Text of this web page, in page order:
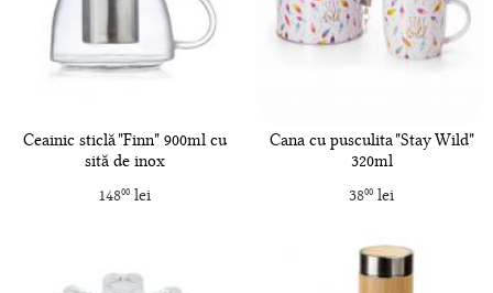
Ceainic sticlă "Finn" 900ml cu
sită de inox
14800 lei
Cana cu pusculita "Stay Wild"
320ml
3800lei